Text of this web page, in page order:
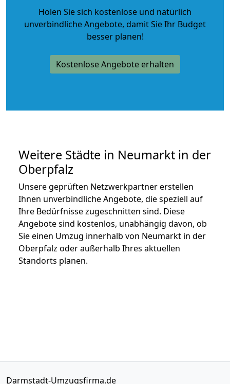
Holen Sie sich kostenlose und natürlich
unverbindliche Angebote, damit Sie Ihr Budget
besser planen!
Kostenlose Angebote erhalten
Weitere Städte in Neumarkt in der
Oberpfalz
Unsere geprüften Netzwerkpartner erstellen
Ihnen unverbindliche Angebote, die speziell auf
Ihre Bedürfnisse zugeschnitten sind. Diese
Angebote sind kostenlos, unabhängig davon, ob
Sie einen Umzug innerhalb von Neumarkt in der
Oberpfalz oder außerhalb Ihres aktuellen
Standorts planen.
Darmstadt-Umzugsfirma.de